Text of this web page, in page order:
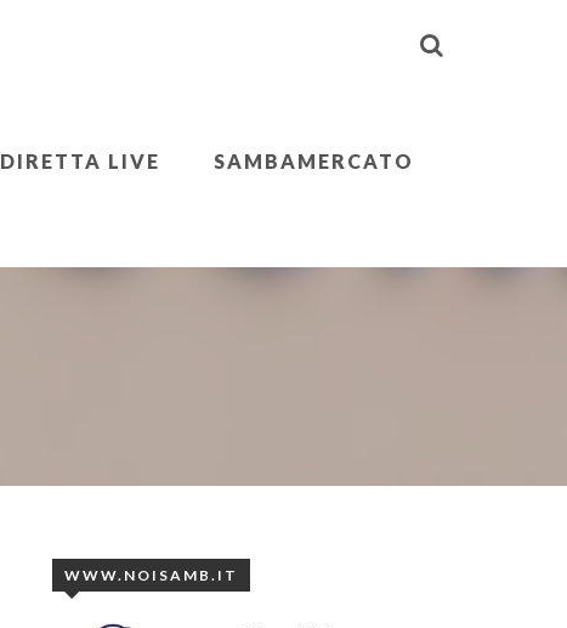
DIRETTA LIVE SAMBAMERCATO
WWW.NOISAMB.IT